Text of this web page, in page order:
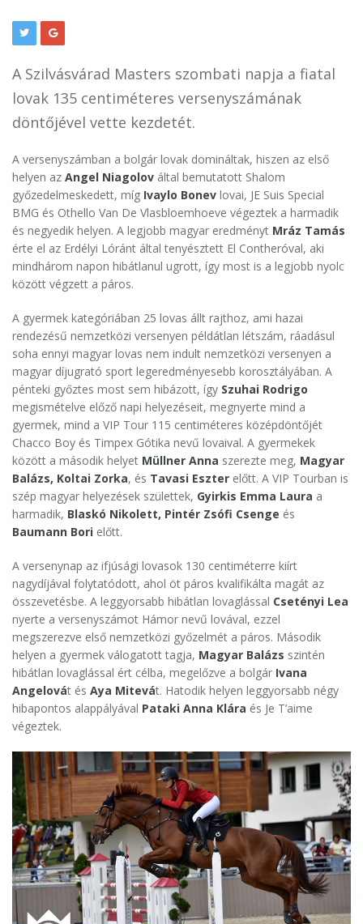
A Szilvásvárad Masters szombati napja a fiatal
lovak 135 centiméteres versenyszámának
döntőjével vette kezdetét.
A versenyszámban a bolgár lovak domináltak, hiszen az első
helyen az Angel Niagolov által bemutatott Shalom
győzedelmeskedett, míg Ivaylo Bonev lovai, JE Suis Special
BMG és Othello Van De Vlasbloemhoeve végeztek a harmadik
és negyedik helyen. A legjobb magyar eredményt Mráz Tamás
érte el az Erdélyi Lóránt által tenyésztett El Contheróval, aki
mindhárom napon hibátlanul ugrott, így most is a legjobb nyolc
között végzett a páros.
A gyermek kategóriában 25 lovas állt rajthoz, ami hazai
rendezésű nemzetközi versenyen példátlan létszám, ráadásul
soha ennyi magyar lovas nem indult nemzetközi versenyen a
magyar díjugrató sport legeredményesebb korosztályában. A
pénteki győztes most sem hibázott, így Szuhai Rodrigo
megismételve előző napi helyezéseit, megnyerte mind a
gyermek, mind a VIP Tour 115 centiméteres középdöntőjét
Chacco Boy és Timpex Gótika nevű lovaival. A gyermekek
között a második helyet Müllner Anna szerezte meg, Magyar
Balázs, Koltai Zorka, és Tavasi Eszter előtt. A VIP Tourban is
szép magyar helyezések születtek, Gyirkis Emma Laura a
harmadik, Blaskó Nikolett, Pintér Zsófi Csenge és
Baumann Bori előtt.
A versenynap az ifjúsági lovasok 130 centiméterre kiírt
nagydíjával folytatódott, ahol öt páros kvalifikálta magát az
összevetésbe. A leggyorsabb hibátlan lovaglással Csetényi Lea
nyerte a versenyszámot Hámor nevű lovával, ezzel
megszerezve első nemzetközi győzelmét a páros. Második
helyen a gyermek válogatott tagja, Magyar Balázs szintén
hibátlan lovaglással ért célba, megelőzve a bolgár Ivana
Angelovát és Aya Mitevát. Hatodik helyen leggyorsabb négy
hibapontos alappályával Pataki Anna Klára és Je T’aime
végeztek.